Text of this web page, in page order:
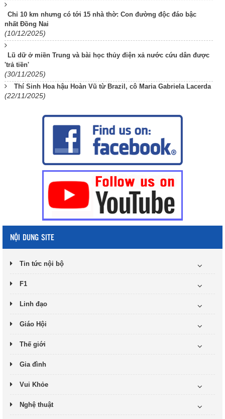
Chỉ 10 km nhưng có tới 15 nhà thờ: Con đường độc đáo bậc
nhất Đồng Nai
(10/12/2025)
Lũ dữ ở miền Trung và bài học thủy điện xả nước cứu dân được
'trả tiền'
(30/11/2025)
Thí Sinh Hoa hậu Hoàn Vũ từ Brazil, cô Maria Gabriela Lacerda
(22/11/2025)
NỘI DUNG SITE
Tin tức nội bộ
F1
Linh đạo
Giáo Hội
Thế giới
Gia đình
Vui Khỏe
Nghệ thuật